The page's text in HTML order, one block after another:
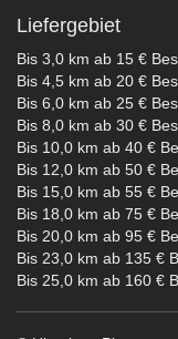
Liefergebiet
Bis 3,0 km ab 15 €
Bis 4,5 km ab 20 €
Bis 6,0 km ab 25 €
Bis 8,0 km ab 30 €
Bis 10,0 km ab 40 €
Bis 12,0 km ab 50 €
Bis 15,0 km ab 55 €
Bis 18,0 km ab 75 €
Bis 20,0 km ab 95 €
Bis 23,0 km ab 135 €
Bis 25,0 km ab 160 €